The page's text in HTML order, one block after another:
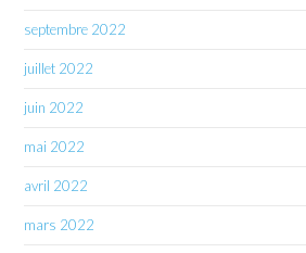
septembre 2022
juillet 2022
juin 2022
mai 2022
avril 2022
mars 2022